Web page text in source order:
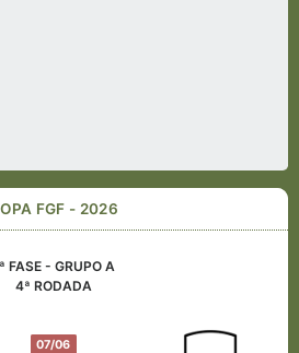
FGF - 2026
FASE - GRUPO A
4ª RODADA
07/06